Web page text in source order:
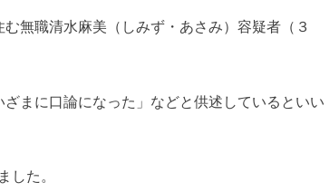
無職清水麻美（しみず・あさみ）容疑者（３
まに口論になった」などと供述しているといい
した。